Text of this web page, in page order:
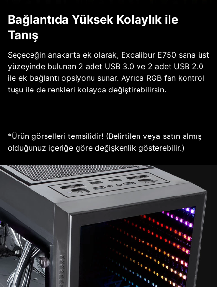
Bağlantıda Yüksek Kolaylık ile
Tanış
Seçeceğin anakarta ek olarak, Excalibur E750 sana üst
yüzeyinde bulunan 2 adet USB 3.0 ve 2 adet USB 2.0
ile ek bağlantı opsiyonu sunar. Ayrıca RGB fan kontrol
tuşu ile de renkleri kolayca değiştirebilirsin.
*Ürün görselleri temsilidir! (Belirtilen veya satın almış
olduğunuz içeriğe göre değişkenlik gösterebilir.)